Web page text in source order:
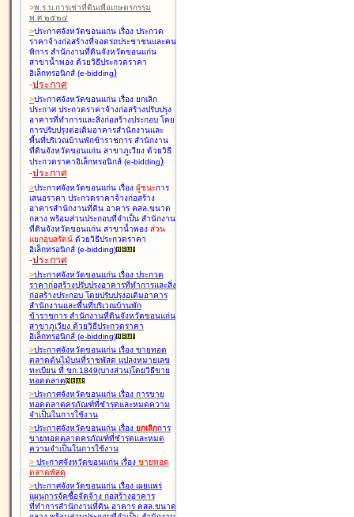
>พ.ร.บ.การเช่าที่ดินเพื่อเกษตรกรรม
พ.ศ.๒๕๒๔
>ประกาศจังหวัดขอนแก่น เรื่อง ประกวด
ราคาจ้างก่อสร้างที่จอดรถประชาชนและคน
พิการ สำนักงานที่ดินจังหวัดขอนแก่น
สาขาน้ำพอง ด้วยวิธีประกวดราคา
อิเล็กทรอนิกส์ (e-bidding)
-ประกาศ
>ประกาศจังหวัดขอนแก่น เรื่อง ยกเลิก
ประกาศ ประกวดราคาจ้างก่อสร้างปรับปรุง
อาคารที่ทำการและสิ่งก่อสร้างประกอบ โดย
การปรับปรุงต่อเติมอาคารสำนักงานและ
พื้นที่บริเวณบ้านพักข้าราชการ สำนักงาน
ที่ดินจังหวัดขอนแก่น สาขาภูเวียง ด้วยวิธี
ประกวดราคาอิเล็กทรอนิกส์ (e-bidding)
-ประกาศ
>ประกาศจังหวัดขอนแก่น เรื่อง ผู้ชนะการ
เสนอราคา ประกวดราคาจ้างก่อสร้าง
อาคารสำนักงานที่ดิน อาคาร คสล.ขนาด
กลาง พร้อมส่วนประกอบที่จำเป็น สำนักงาน
ที่ดินจังหวัดขอนแก่น สาขาน้ำพอง ส่วน
แยกอุบลรัตน์ ด้วยวิธีประกวดราคา
อิเล็กทรอนิกส์ (e-bidding)
-ประกาศ
>ประกาศจังหวัดขอนแก่น เรื่อง ประกวด
ราคาก่อสร้างปรับปรุงอาคารที่ทำการและสิ่ง
ก่อสร้างประกอบ โดยปรับปรุง่อเติมอาคาร
สำนักงานและพื้นที่บริเวณบ้านพัก
ข้าราชการ สำนักงานที่ดินจังหวัดขอนแก่น
สาขาภูเวียง ด้วยวิธีประกวดราคา
อิเล็กทรอนิกส์ (e-bidding)
>ประกาศจังหวัดขอนแก่น เรื่อง ขายทอด
ตลาดต้นไม้บนที่ราชพัสดุ แปลงหมายเลข
ทะเบียน ที่ ขก.1849(บางส่วน)โดยวิธีขาย
ทอดตลาด
>ประกาศจังหวัดขอนแก่น เรื่อง การขาย
ทอดตลาดครุภัณฑ์ที่ชำรุดและหมดความ
จำเป็นในการใช้งาน
>ประกาศจังหวัดขอนแก่น เรื่อง ยกเลิกการ
ขายทอดตลาดครุภัณฑ์ที่ชำรุดและหมด
ความจำเป็นในการใช้งาน
> ประกาศจังหวัดขอนแก่น เรื่อง ขายทอด
ตลาดพัสดุ
>ประกาศจังหวัดขอนแก่น เรื่อง เผยแพร่
แผนการจัดซื้อจัดจ้าง ก่อสร้างอาคาร
ที่ทำการสำนักงานที่ดิน อาคาร คสล.ขนาด